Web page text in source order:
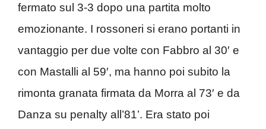
fermato sul 3-3 dopo una partita molto
emozionante. I rossoneri si erano portanti in
vantaggio per due volte con Fabbro al 30′ e
con Mastalli al 59′, ma hanno poi subito la
rimonta granata firmata da Morra al 73′ e da
Danza su penalty all’81’. Era stato poi